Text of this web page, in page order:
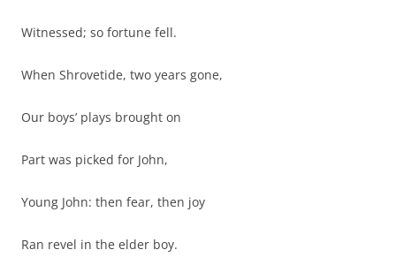
Witnessed; so fortune fell.
When Shrovetide, two years gone,
Our boys’ plays brought on
Part was picked for John,
Young John: then fear, then joy
Ran revel in the elder boy.